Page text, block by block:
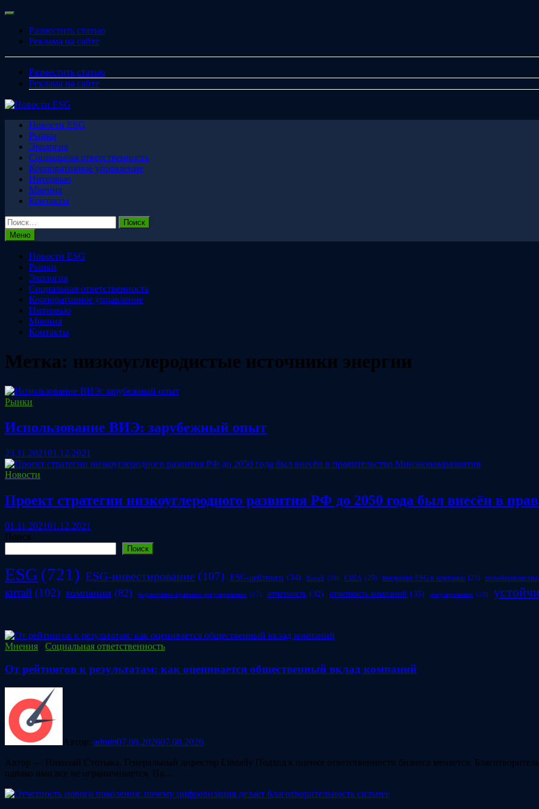
Перейти
содержимому
Меню
Разместить статью
Реклама на сайте
Разместить статью
Реклама на сайте
Новости ESG
Рынки
Экология
Социальная ответственность
Корпоративное управление
Интервью
Мнения
Контакты
Найти:
Меню
Новости ESG
Рынки
Экология
Социальная ответственность
Корпоративное управление
Интервью
Мнения
Контакты
Метка: низкоуглеродистые источники энергии
Рынки
Использование ВИЭ: зарубежный опыт
23.11.202101.12.2021
Новости
Проект стратегии низкоуглеродного развития РФ до 2050 года был внесён в
01.11.202101.12.2021
Поиск
Поиск
ESG (721) ESG-инвестирование (107) ESG-рейтинги (34) Китай (20) США (25) внедрение ESG в компании (23)
китай (102) компании (82) нормативно-правовое регулирование (17) отчетность (32) отчетность компаний (35) регулирование (19)
Мнения / Социальная ответственность
От рейтингов к результатам: как оценивается общественный вклад компаний
Автор: admin07.08.202607.08.2026
Автор — Николай Стотыка, Генеральный директор Lindaily Подход к оценке ответственности бизнеса меняется.
однако ими все не ограничивается. На…